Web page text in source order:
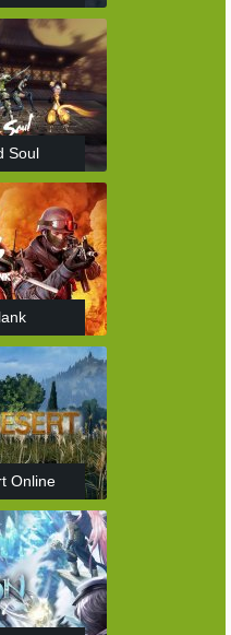
Soul
Online